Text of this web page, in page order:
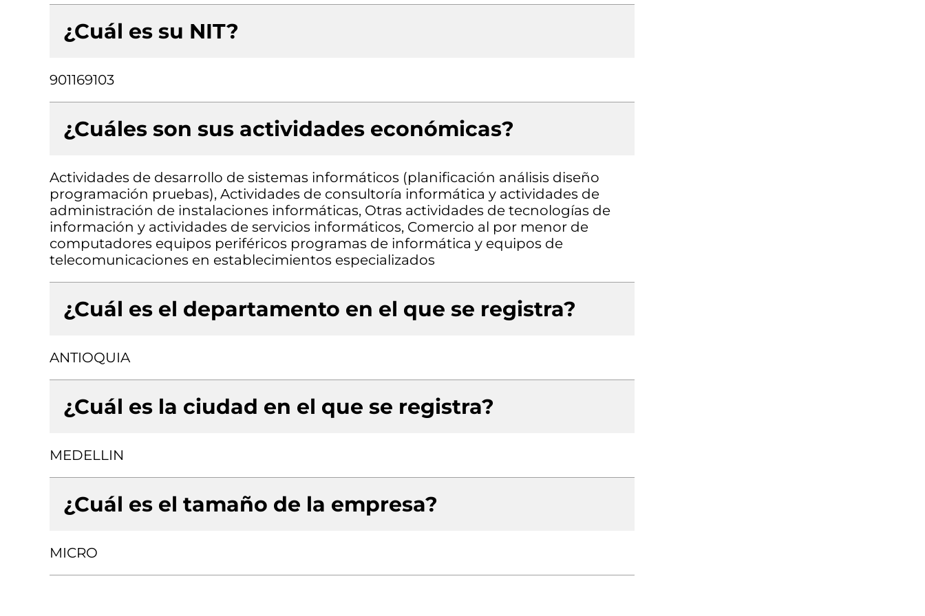
¿Cuál es su NIT?
901169103
¿Cuáles son sus actividades económicas?
Actividades de desarrollo de sistemas informáticos (planificación análisis diseño
programación pruebas), Actividades de consultoría informática y actividades de
administración de instalaciones informáticas, Otras actividades de tecnologías de
información y actividades de servicios informáticos, Comercio al por menor de
computadores equipos periféricos programas de informática y equipos de
telecomunicaciones en establecimientos especializados
¿Cuál es el departamento en el que se registra?
ANTIOQUIA
¿Cuál es la ciudad en el que se registra?
MEDELLIN
¿Cuál es el tamaño de la empresa?
MICRO